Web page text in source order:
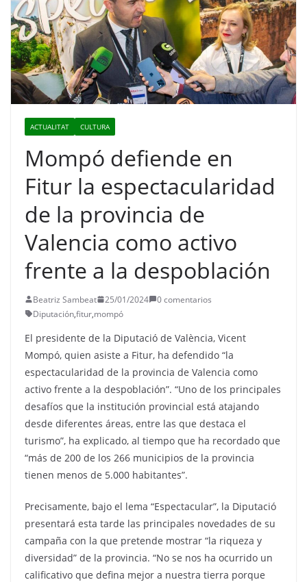
ACTUALITAT CULTURA
Mompó defiende en
Fitur la espectacularidad
de la provincia de
Valencia como activo
frente a la despoblación
Beatriz Sambeat 25/01/2024
0 comentarios
Diputación,fitur,mompó
El presidente de la Diputació de València, Vicent
Mompó, quien asiste a Fitur, ha defendido “la
espectacularidad de la provincia de Valencia como
activo frente a la despoblación”. “Uno de los principales
desafíos que la institución provincial está atajando
desde diferentes áreas, entre las que destaca el
turismo”, ha explicado, al tiempo que ha recordado que
“más de 200 de los 266 municipios de la provincia
tienen menos de 5.000 habitantes”.
Precisamente, bajo el lema “Espectacular”, la Diputació
presentará esta tarde las principales novedades de su
campaña con la que pretende mostrar “la riqueza y
diversidad” de la provincia. “No se nos ha ocurrido un
calificativo que defina mejor a nuestra tierra porque